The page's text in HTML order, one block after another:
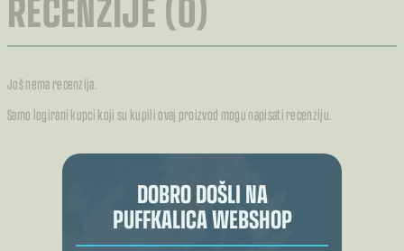
DOBRO DOŠLI NA
PUFFKALICA WEBSHOP
Još nema recenzija.
Samo logirani kupci koji su kupili ovaj proizvod mogu napisati recenziju.
POVEZANI PROIZVODI